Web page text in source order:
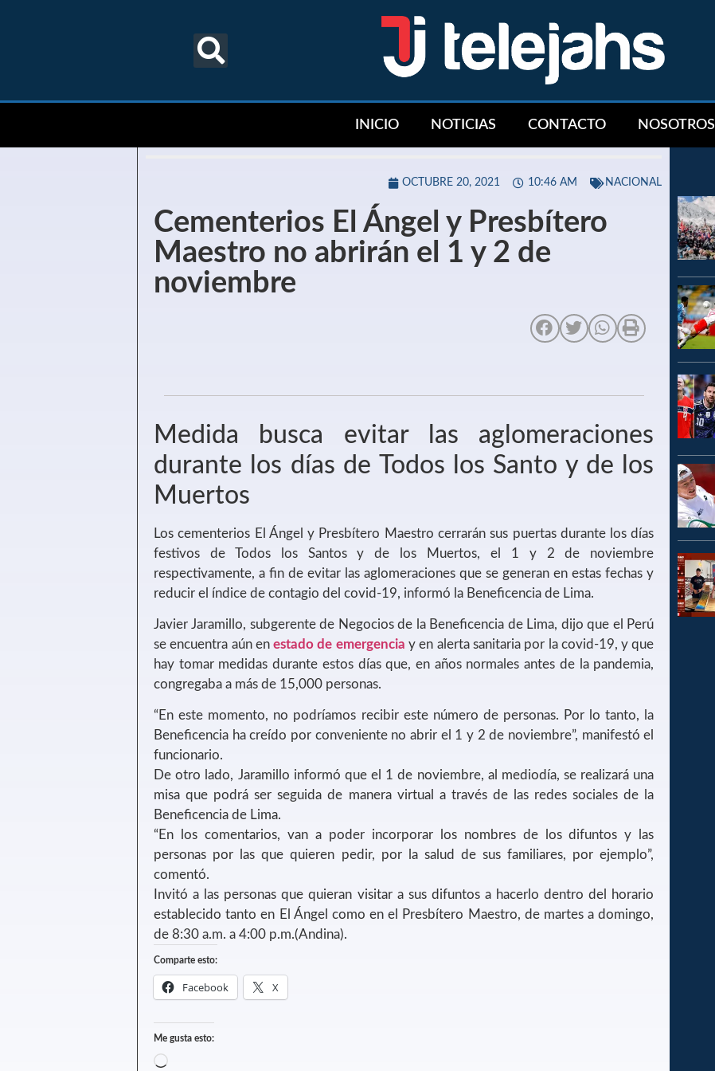
INICIO NOTICIAS CONTACTO NOSOTROS
OCTUBRE 20, 2021 10:46 AM NACIONAL
Cementerios El Ángel y Presbítero
Maestro no abrirán el 1 y 2 de
noviembre
Medida busca evitar las aglomeraciones
durante los días de Todos los Santo y de los
Muertos
Los cementerios El Ángel y Presbítero Maestro cerrarán sus puertas durante los días
festivos de Todos los Santos y de los Muertos, el 1 y 2 de noviembre
respectivamente, a fin de evitar las aglomeraciones que se generan en estas fechas y
reducir el índice de contagio del covid-19, informó la Beneficencia de Lima.
Javier Jaramillo, subgerente de Negocios de la Beneficencia de Lima, dijo que el Perú
se encuentra aún enestado de emergencia y en alerta sanitaria por la covid-19, y que
hay tomar medidas durante estos días que, en años normales antes de la pandemia,
congregaba a más de 15,000 personas.
“En este momento, no podríamos recibir este número de personas. Por lo tanto, la
Beneficencia ha creído por conveniente no abrir el 1 y 2 de noviembre”, manifestó el
funcionario.
De otro lado, Jaramillo informó que el 1 de noviembre, al mediodía, se realizará una
misa que podrá ser seguida de manera virtual a través de las redes sociales de la
Beneficencia de Lima.
“En los comentarios, van a poder incorporar los nombres de los difuntos y las
personas por las que quieren pedir, por la salud de sus familiares, por ejemplo”,
comentó.
Invitó a las personas que quieran visitar a sus difuntos a hacerlo dentro del horario
establecido tanto en El Ángel como en el Presbítero Maestro, de martes a domingo,
de 8:30 a.m. a 4:00 p.m.(Andina).
Comparte esto:
Facebook X
Me gusta esto: